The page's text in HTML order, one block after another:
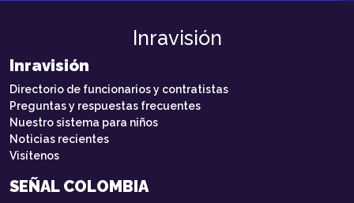
Inravisión
Inravisión
Directorio de funcionarios y contratistas
Preguntas y respuestas frecuentes
Nuestro sistema para niños
Noticias recientes
Visítenos
SEÑAL COLOMBIA